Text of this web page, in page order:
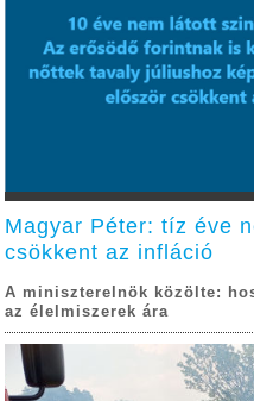
Magyar Péter: tíz éve
csökkent az infláció
A miniszterelnök közölte:
az élelmiszerek ára